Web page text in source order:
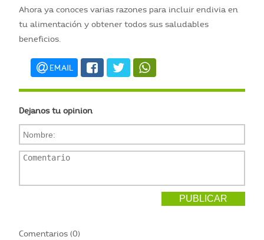
Ahora ya conoces varias razones para incluir endivia en
tu alimentación y obtener todos sus saludables
beneficios.
EMAIL
Dejanos tu opinion
Comentarios (0)